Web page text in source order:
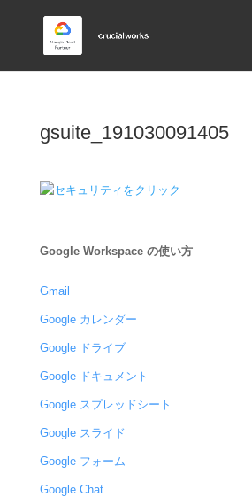
gsuite_191030091405
Google Workspace の使い方
Gmail
Google カレンダー
Google ドライブ
Google ドキュメント
Google スプレッドシート
Google スライド
Google フォーム
Google Chat